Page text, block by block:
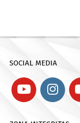
SOCIAL MEDIA